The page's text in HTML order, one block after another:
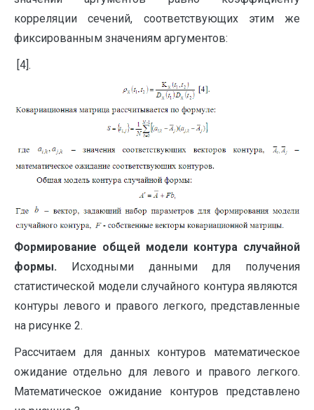
корреляции сечений, соответствующих этим же
фиксированным значениям аргументов:
[4].
Формирование общей модели контура случайной
формы.
Исходными данными для получения
статистической модели случайного контура являются
контуры левого и правого легкого, представленные
на рисунке 2.
Рассчитаем для данных контуров математическое
ожидание отдельно для левого и правого легкого.
Математическое ожидание контуров представлено